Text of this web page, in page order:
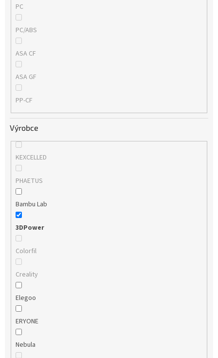
PC
PC/ABS
ASA CF
ASA GF
PP-CF
Výrobce
KEXCELLED
PHAETUS
Bambu Lab
3DPower
Colorfil
Creality
Elegoo
ERYONE
Nebula